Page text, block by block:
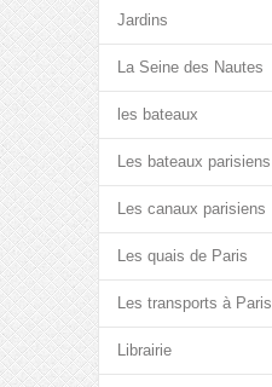
Jardins
La Seine des Nautes
les bateaux
Les bateaux parisiens
Les canaux parisiens
Les quais de Paris
Les transports à Paris
Librairie